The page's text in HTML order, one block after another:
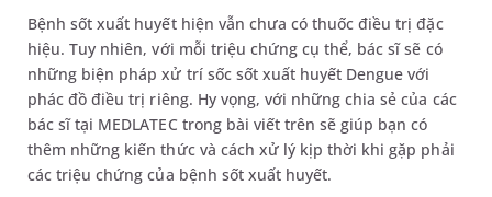
Bệnh sốt xuất huyết hiện vẫn chưa có thuốc điều trị đặc
hiệu. Tuy nhiên, với mỗi triệu chứng cụ thể, bác sĩ sẽ có
những biện pháp xử trí sốc sốt xuất huyết Dengue với
phác đồ điều trị riêng. Hy vọng, với những chia sẻ của các
bác sĩ tại MEDLATEC trong bài viết trên sẽ giúp bạn có
thêm những kiến thức và cách xử lý kịp thời khi gặp phải
các triệu chứng của bệnh sốt xuất huyết.